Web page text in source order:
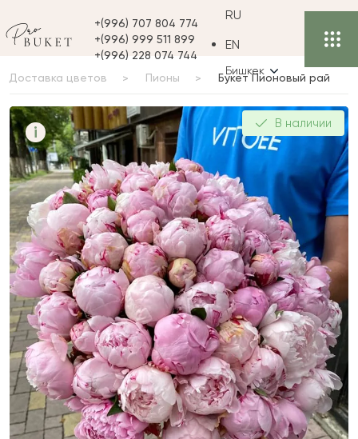
+(996) 707 804 774
+(996) 999 511 899
+(996) 228 074 744
RU
EN
Бишкек
Доставка цветов Пионы Букет Пионовый рай
iБукет Пионовый рай В наличии